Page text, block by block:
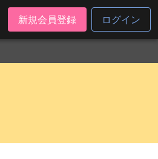
新規会員登録 ログイン